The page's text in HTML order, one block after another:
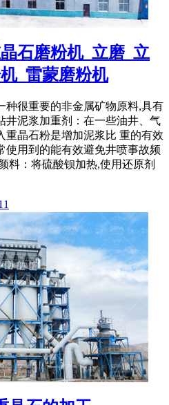
石磨粉机_立磨_立
_雷蒙磨粉机
种很重要的非金属矿物原料,具有
泥浆加重剂：在一些油井、气
重晶石粉是增加泥浆比 重的有效
使用到的能有效避免井喷事故频
料：将硫酸钡加热,使用还原剂